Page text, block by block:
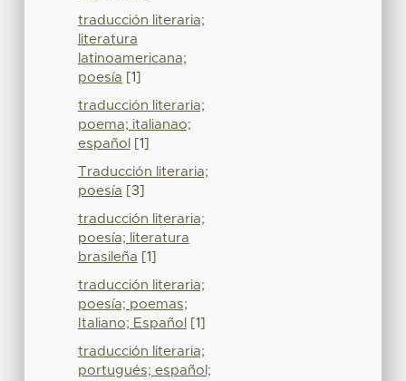
traducción literaria;
literatura
latinoamericana;
poesía [1]
traducción literaria;
poema; italianao;
español
[1]
Traducción literaria;
poesía [3]
traducción literaria;
poesía; literatura
brasileña [1]
traducción literaria;
poesía; poemas;
Italiano; Español
[1]
traducción literaria;
portugués; español;